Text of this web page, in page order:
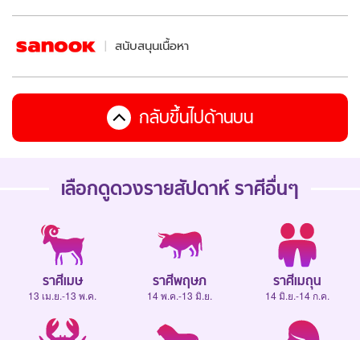
สนับสนุนเนื้อหา
กลับขึ้นไปด้านบน
เลือกดูดวงรายสัปดาห์ ราศีอื่นๆ
ราศีเมษ
13 เม.ย.-13 พ.ค.
ราศีพฤษภ
14 พ.ค.-13 มิ.ย.
ราศีเมถุน
14 มิ.ย.-14 ก.ค.